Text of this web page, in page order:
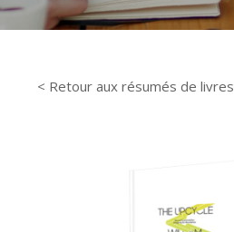
< Retour aux résumés de livres